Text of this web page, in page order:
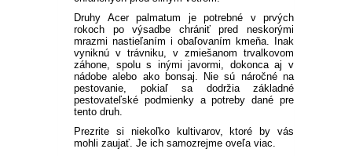
LOTUS
PLEKTRANT
SCAEVOLA
DIASCIA
LOBELKY
LOTUS
VEJÁROVKA
LOBULÁRIA
PLECTRANTHUS
SLAMIHA
ZÁDUŠNÍK
SKALNIČKY
LEVANDUĽA
ECHINACEA
NETRADIČNÉ OSTATNÉ
ZELENINOVÉ PRIESADY
OSTATNÉ
Druhy Acer palmatum je potrebné v prvých
rokoch po výsadbe chrániť pred neskorými
mrazmi nastieľaním i obaľovaním kmeňa.
Inak
vyniknú v trávniku, v zmiešanom trvalkovom
záhone, spolu s inými javormi, dokonca aj v
nádobe alebo ako bonsaj.
Nie sú náročné na
pestovanie, pokiaľ sa dodržia základné
pestovateľské podmienky a potreby dané pre
tento druh.
Prezrite si niekoľko kultivarov, ktoré by vás
mohli zaujať. Je ich samozrejme oveľa viac.